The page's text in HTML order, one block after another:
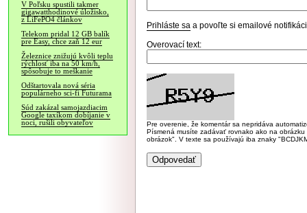
V Poľsku spustili takmer
gigawatthodinové úložisko,
z LiFePO4 článkov
Telekom pridal 12 GB balík
pre Easy, chce zaň 12 eur
Železnice znižujú kvôli teplu
rýchlosť iba na 50 km/h,
spôsobuje to meškanie
Odštartovala nová séria
populárneho sci-fi Futurama
Súd zakázal samojazdiacim
Google taxíkom dobíjanie v
noci, rušili obyvateľov
Prihláste sa a povoľte si emailové
Overovací text:
Pre overenie, že komentár sa nepridáva
Písmená musíte zadávať rovnako ako na
obrázok". V texte sa používajú iba znaky